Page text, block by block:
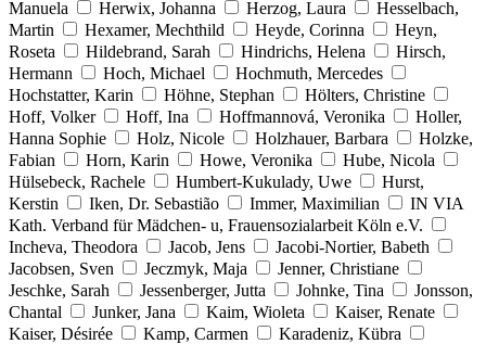
Manuela Herwix, Johanna Herzog, Laura
Hesselbach,
Martin
Hexamer, Mechthild Heyde, Corinna
Heyn,
Roseta
Hildebrand, Sarah Hindrichs, Helena
Hirsch,
Hermann
Hoch, Michael
Hochmuth, Mercedes
Hochstatter, Karin
Höhne, Stephan
Hölters, Christine
Hoff, Volker
Hoff, Ina Hoffmannová, Veronika
Holler,
Hanna Sophie
Holz, Nicole Holzhauer, Barbara
Holzke,
Fabian
Horn, Karin Howe, Veronika
Hube, Nicola
Hülsebeck, Rachele
Humbert-Kukulady, Uwe
Hurst,
Kerstin
Iken, Dr. Sebastião Immer, Maximilian
IN VIA
Kath. Verband für Mädchen- u, Frauensozialarbeit Köln e.V.
Incheva, Theodora
Jacob, Jens
Jacobi-Nortier, Babeth
Jacobsen, Sven
Jeczmyk, Maja
Jenner, Christiane
Jeschke, Sarah
Jessenberger, Jutta Johnke, Tina
Jonsson,
Chantal
Junker, Jana Kaim, Wioleta
Kaiser, Renate
Kaiser, Désirée
Kamp, Carmen
Karadeniz, Kübra